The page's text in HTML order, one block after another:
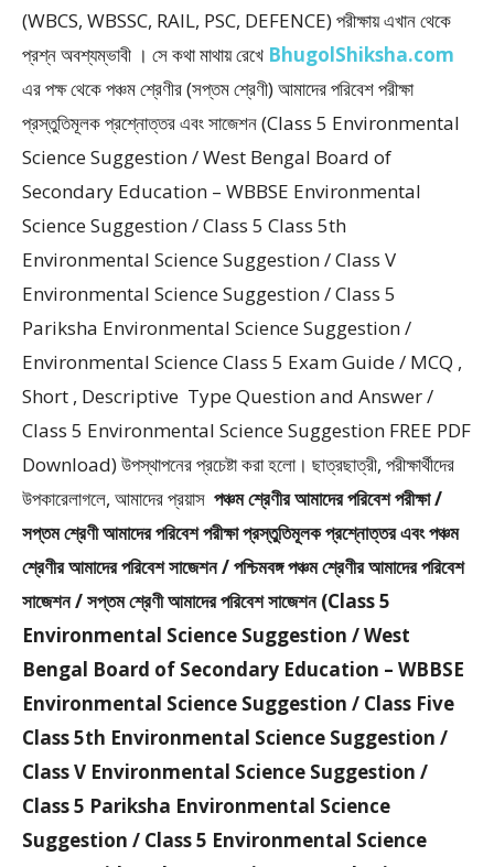
(WBCS, WBSSC, RAIL, PSC, DEFENCE) পরীক্ষায় এখান থেকে
প্রশ্ন অবশ্যম্ভাবী । সে কথা মাথায় রেখে BhugolShiksha.com
এর পক্ষ থেকে পঞ্চম শ্রেণীর (সপ্তম শ্রেণী) আমাদের পরিবেশ পরীক্ষা
প্রস্তুতিমূলক প্রশ্নোত্তর এবং সাজেশন (Class 5 Environmental
Science Suggestion / West Bengal Board of
Secondary Education – WBBSE Environmental
Science Suggestion / Class 5 Class 5th
Environmental Science Suggestion / Class V
Environmental Science Suggestion / Class 5
Pariksha Environmental Science Suggestion /
Environmental Science Class 5 Exam Guide / MCQ ,
Short , Descriptive Type Question and Answer /
Class 5 Environmental Science Suggestion FREE PDF
Download) উপস্থাপনের প্রচেষ্টা করা হলাে। ছাত্রছাত্রী, পরীক্ষার্থীদের
উপকারেলাগলে, আমাদের প্রয়াস পঞ্চম শ্রেণীর আমাদের পরিবেশ পরীক্ষা /
সপ্তম শ্রেণী আমাদের পরিবেশ পরীক্ষা প্রস্তুতিমূলক প্রশ্নোত্তর এবং পঞ্চম
শ্রেণীর আমাদের পরিবেশ সাজেশন / পশ্চিমবঙ্গ পঞ্চম শ্রেণীর আমাদের পরিবেশ
সাজেশন / সপ্তম শ্রেণী আমাদের পরিবেশ সাজেশন (Class 5
Environmental Science Suggestion / West
Bengal Board of Secondary Education – WBBSE
Environmental Science Suggestion / Class Five
Class 5th Environmental Science Suggestion /
Class V Environmental Science Suggestion /
Class 5 Pariksha Environmental Science
Suggestion / Class 5 Environmental Science